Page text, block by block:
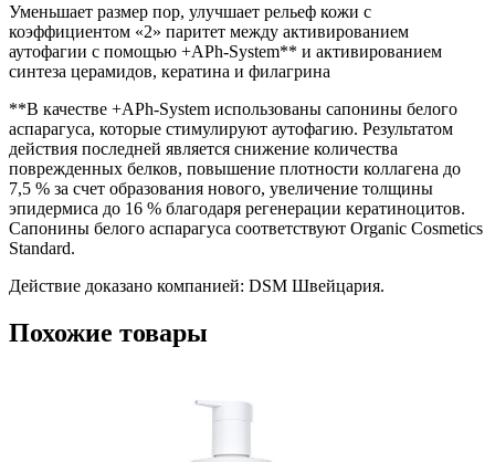
Уменьшает размер пор, улучшает рельеф кожи с
коэффициентом «2» паритет между активированием
аутофагии с помощью +APh-System** и активированием
синтеза церамидов, кератина и филагрина
**В качестве +APh-System использованы сапонины белого
аспарагуса, которые стимулируют аутофагию. Результатом
действия последней является снижение количества
поврежденных белков, повышение плотности коллагена до
7,5 % за счет образования нового, увеличение толщины
эпидермиса до 16 % благодаря регенерации кератиноцитов.
Сапонины белого аспарагуса соответствуют Organic Cosmetics
Standard.
Действие доказано компанией: DSM Швейцария.
Похожие товары